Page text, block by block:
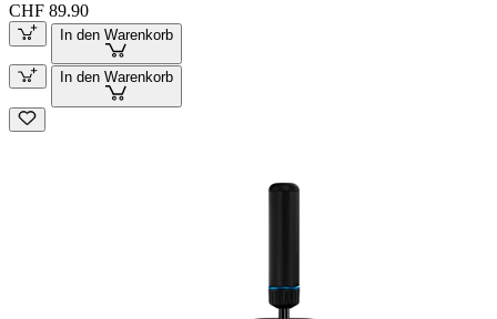
CHF 89.90
In den Warenkorb
In den Warenkorb